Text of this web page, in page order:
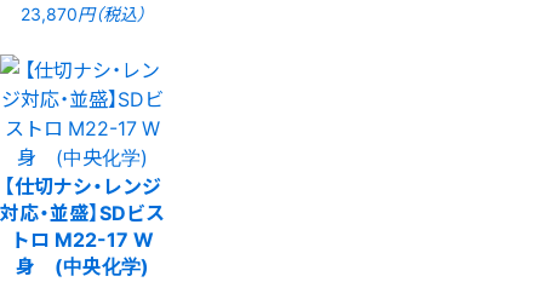
23,870円（税込）
【仕切ナシ・レンジ
対応・並盛】SDビス
トロ M22-17 W
身 (中央化学)